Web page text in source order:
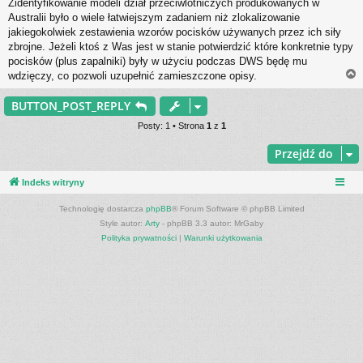
s
t
Zidentyfikowanie modeli dział przeciwlotniczych produkowanych w
Australii było o wiele łatwiejszym zadaniem niż zlokalizowanie
jakiegokolwiek zestawienia wzorów pocisków używanych przez ich siły
zbrojne. Jeżeli ktoś z Was jest w stanie potwierdzić które konkretnie typy
pocisków (plus zapalniki) były w użyciu podczas DWS będę mu
wdzięczy, co pozwoli uzupełnić zamieszczone opisy.
a
BUTTON_POST_REPLY
Posty: 1 • Strona 1z 1
Przejdź do
Indeks witryny
Technologię dostarcza phpBB® Forum Software © phpBB Limited
Style autor: Arty - phpBB 3.3 autor: MrGaby
Polityka prywatności| Warunki użytkowania